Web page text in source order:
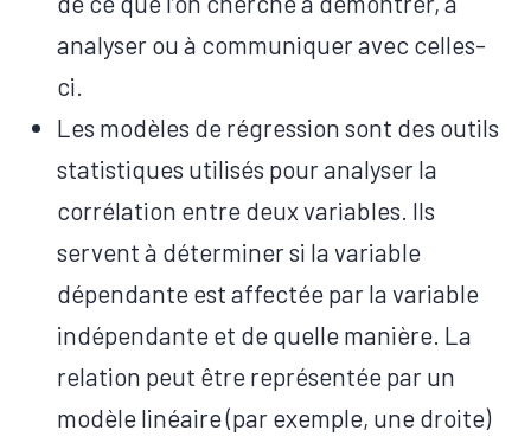
analyser ou à communiquer avec celles-
ci.
Les modèles de régression sont des outils
statistiques utilisés pour analyser la
corrélation entre deux variables. Ils
servent à déterminer si la variable
dépendante est affectée par la variable
indépendante et de quelle manière. La
relation peut être représentée par un
modèle linéaire (par exemple, une droite)